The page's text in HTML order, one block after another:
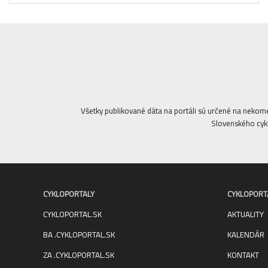
Všetky publikované dáta na portáli sú určené na
Slovenského
CYKLOPORTALY
CYKLOPORTAL.SK
BA .CYKLOPORTAL.SK
ZA .CYKLOPORTAL.SK
AKTUALITY
KALENDÁR
KONTAKT